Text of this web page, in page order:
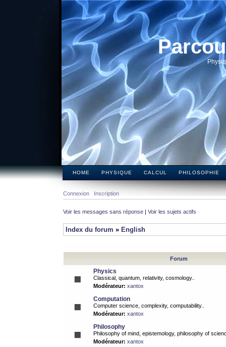
HOME PHYSIQUE CALCUL PHILOSOPHIE
Connexion Inscription
Voir les messages sans réponse | Voir les sujets actifs
Index du forum » English
Forum
Physics
Classical, quantum, relativity, cosmology..
Modérateur: xantox
Computation
Computer science, complexity, computability..
Modérateur: xantox
Philosophy
Philosophy of mind, epistemology, philosophy of
Modérateur: xantox